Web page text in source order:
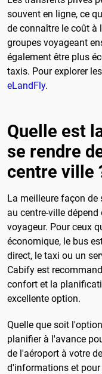
souvent en ligne, ce
de connaître le coût à
groupes voyageant
également être plus
taxis. Pour explorer
eLandFly.
Quelle est
se rendre
centre ville
La meilleure façon de
au centre-ville
voyageur. Pour ceux
économique, le bus
direct, le taxi ou un
Cabify est
confort et la
excellente option.
Quelle que soit
planifier à l'avance
de l'aéroport à votre
d'informations et pour